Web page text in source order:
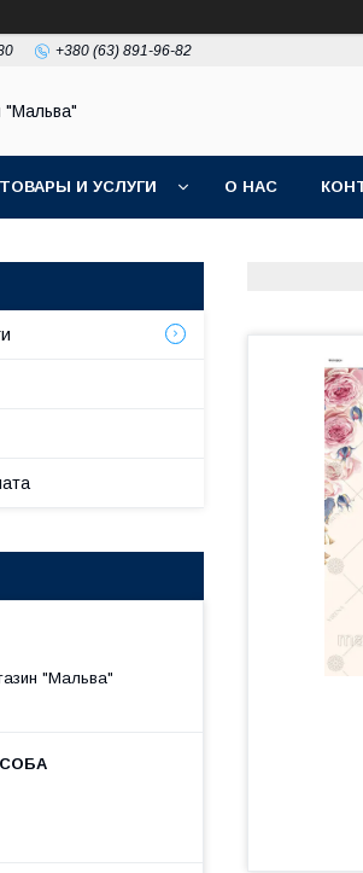
+380 (63) 891-96-82
"Мальва"
ТОВАРЫ И УСЛУГИ О НАС
"Мальва"